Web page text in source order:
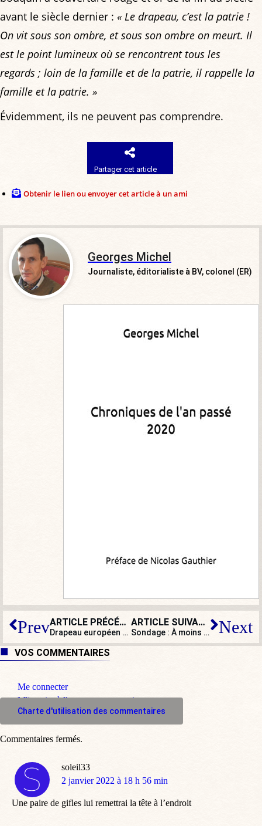
avant le siècle dernier : « Le drapeau, c’est la patrie !
On vit sous son ombre, et sous son ombre on meurt. Il
est le point lumineux où se rencontrent tous les
regards ; loin de la famille et de la patrie, il rappelle la
famille et la patrie. »
Évidemment, ils ne peuvent pas comprendre.
Partager cet article
Obtenir le lien ou envoyer cet article à un ami
Georges Michel
Journaliste, éditorialiste à BV, colonel (ER)
Prev ARTICLE PRÉCÉDENT
Drapeau européen sous l’Arc de Triomphe : à quoi joue-t-il ?
ARTICLE SUIVANT
Sondage : À moins de 100 jours de l’élection présidentielle, pensez-vous que les jeux sont faits ? Next
VOS COMMENTAIRES
Me connecter
M'inscrire à l'espace commentaire
Charte d'utilisation des commentaires
soleil33
dit
2 janvier 2022 à 18 h 56 min
Une paire de gifles lui remettrai la tête à l’endroit
Commentaires fermés.